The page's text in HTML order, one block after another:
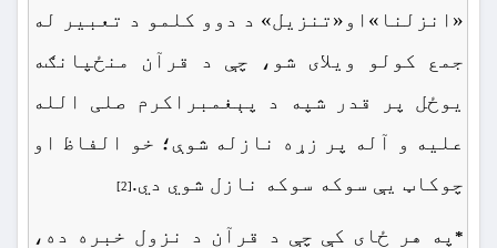
«انزلنا»او«تنزیل» د دوو کلمو د تعبیر له
جمع کولو ویلای شو، چې د قرآن منځپانګه
یوځل پر قدر شپه د پېغمبراکرم صلی الله
علیه و آله پر زړه نازله شوې؛ خو الفاظ او
چوکاټ یې سوکه سوکه نازل شوي دي.[2]
* په هر ځای کې چې د قرآن د نزول خبره ده،